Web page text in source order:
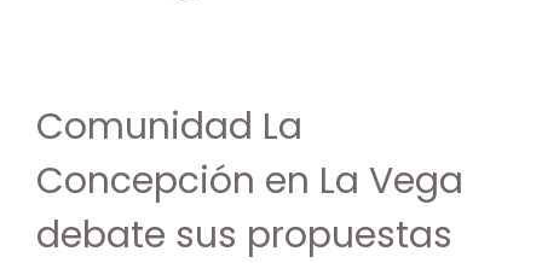
Comunidad La
Concepción en La Vega
debate sus propuestas